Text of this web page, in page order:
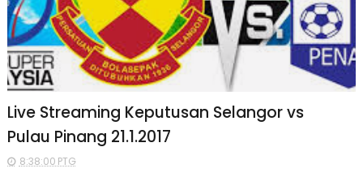
Live Streaming Keputusan Selangor vs
Pulau Pinang 21.1.2017
8:38:00 PTG